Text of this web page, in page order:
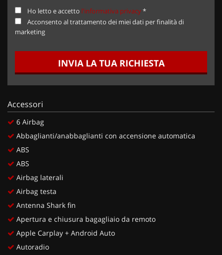
Ho letto e accetto l'informativa privacy*
Acconsento al trattamento dei miei dati per finalità di
marketing
INVIA LA TUA RICHIESTA
Accessori
6 Airbag
Abbaglianti/anabbaglianti con accensione automatica
ABS
ABS
Airbag laterali
Airbag testa
Antenna Shark fin
Apertura e chiusura bagagliaio da remoto
Apple Carplay + Android Auto
Autoradio